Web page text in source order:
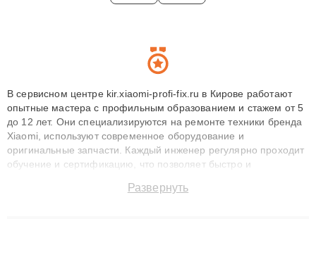
В сервисном центре kir.xiaomi-profi-fix.ru в Кирове работают
опытные мастера с профильным образованием и стажем от 5
до 12 лет. Они специализируются на ремонте техники бренда
Xiaomi, используют современное оборудование и
оригинальные запчасти. Каждый инженер регулярно проходит
обучение и сертификацию, что позволяет быстро и
сохранением гарантии до 3 лет. Наши мастера решают
Развернуть